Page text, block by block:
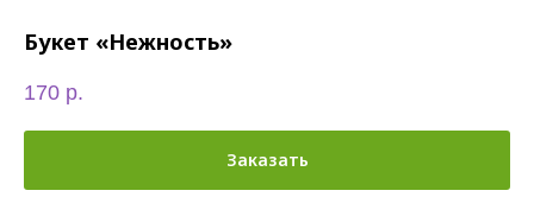
Букет «Нежность»
170 р.
Заказать